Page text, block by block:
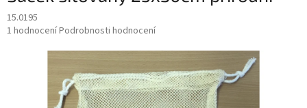
15.0195
Průměrné
1 hodnoceníPodrobnosti hodnocení